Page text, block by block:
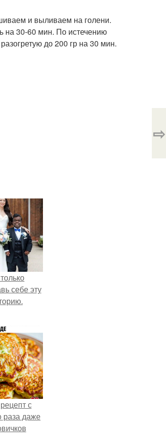
и выливаем на голени.
на 30-60 мин. По истечению
до 200 гр на 30 мин.
⇨
себе эту
с
раза даже